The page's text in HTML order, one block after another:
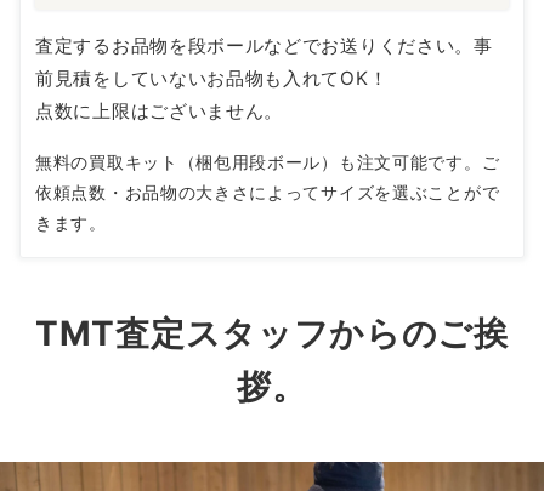
査定するお品物を段ボールなどでお送りください。事
前見積をしていないお品物も入れてOK！
点数に上限はございません。
無料の買取キット（梱包用段ボール）も注文可能です。ご
依頼点数・お品物の大きさによってサイズを選ぶことがで
きます。
TMT査定スタッフからのご挨
拶。